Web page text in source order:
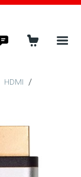
HDMI /